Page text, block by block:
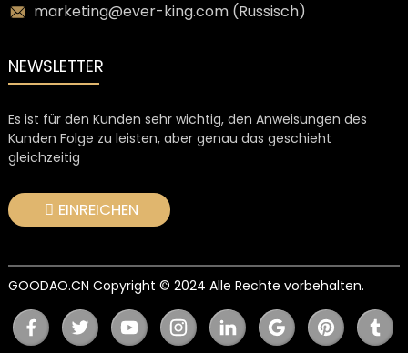
marketing@ever-king.com (Russisch)
NEWSLETTER
Es ist für den Kunden sehr wichtig, den Anweisungen des
Kunden Folge zu leisten, aber genau das geschieht
gleichzeitig
EINREICHEN
GOODAO.CN Copyright © 2024 Alle Rechte vorbehalten.